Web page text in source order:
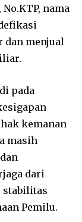
nama
dan menjual
pada
kemanan
masih
dari
stabilitas
Pemilu.